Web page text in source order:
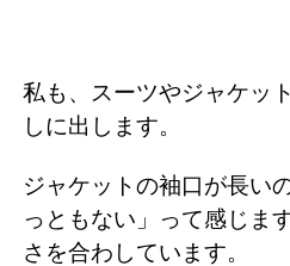
私も、スーツやジャケッ
しに出します。
ジャケットの袖口が長い
っともない」って感じま
さを合わしています。